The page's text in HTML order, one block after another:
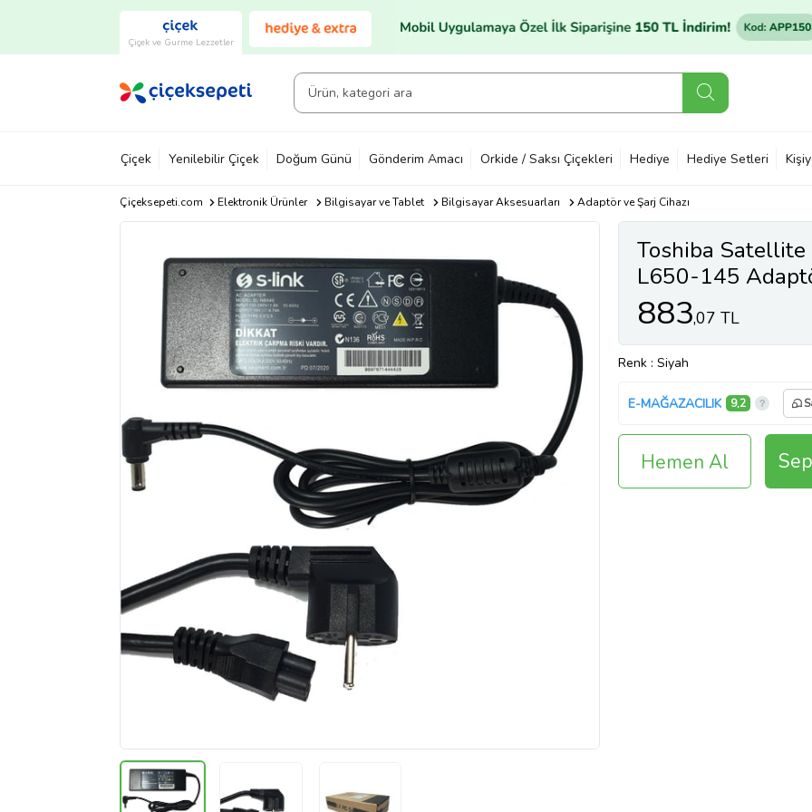
Çiçek ve Gurme Lezzetler
Çiçek Yenilebilir Çiçek Doğum Günü Gönderim Amacı Orkide / Saksı Çiçekleri Hediye Hediye Setleri
Çiçeksepeti.com Elektronik Ürünler Bilgisayar ve Tablet Bilgisayar Aksesuarları Adaptör ve Şarj Cihazı
Toshiba
L650-145
883,07 TL
Renk : Siyah
E-MAĞAZACILIK 9,2
Hemen Al